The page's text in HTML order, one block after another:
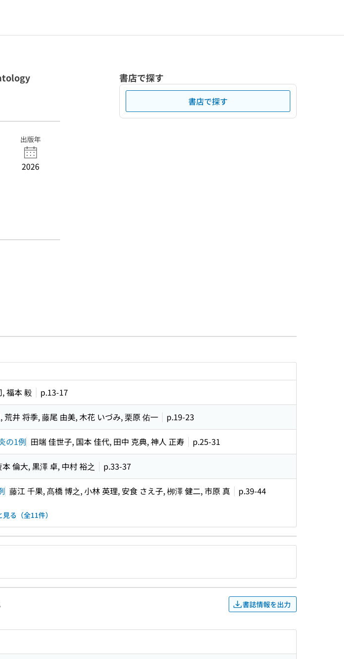
出版年
2026
書店で探す
書店で探す
福本 毅 p.13-17
荒井 将季, 藤尾 由美, 木花 いづみ, 栗原 佑一 p.19-23
の1例 田端 佳世子, 国本 佳代, 田中 克典, 神人 正寿 p.25-31
倫大, 黒澤 卓, 中村 裕之 p.33-37
藤江 千果, 髙橋 博之, 小林 英理, 安食 さえ子, 栁澤 健二, 市原 真 p.39-44
る（全11件）
書誌情報を出力